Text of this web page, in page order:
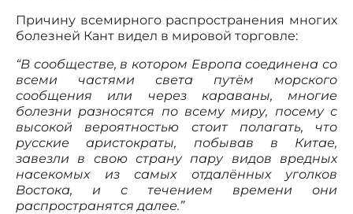
Причину всемирного распространения многих
болезней Кант видел в мировой торговле:
“В сообществе, в котором Европа соединена со
всеми частями света путём морского
сообщения или через караваны, многие
болезни разносятся по всему миру, посему с
высокой вероятностью стоит полагать, что
русские аристократы, побывав в Китае,
завезли в свою страну пару видов вредных
насекомых из самых отдалённых уголков
Востока, и с течением времени они
распространятся далее.”